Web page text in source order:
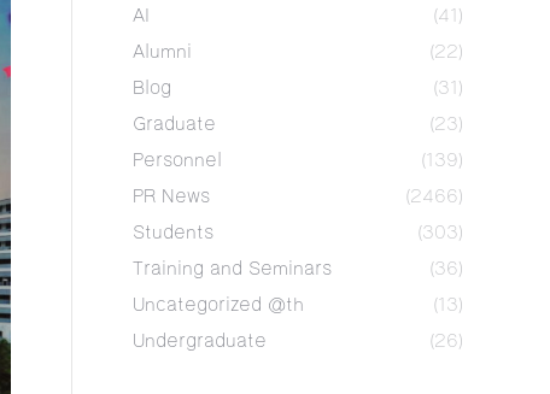
AI
(41)
Alumni
(22)
Blog
(31)
Graduate
(23)
Personnel
(139)
PR News
(2466)
Students
(303)
Training and Seminars
(36)
Uncategorized @th
(13)
Undergraduate
(26)